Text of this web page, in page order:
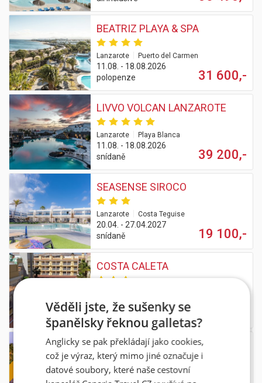
BEATRIZ PLAYA & SPA
Lanzarote Puerto del Carmen
11.08. - 18.08.2026
polopenze
31 600,-
LIVVO VOLCAN LANZAROTE
Lanzarote Playa Blanca
11.08. - 18.08.2026
snídaně
39 200,-
SEASENSE SIROCO
Lanzarote Costa Teguise
20.04. - 27.04.2027
snídaně
19 100,-
COSTA CALETA
13.08. - 20.08.2026
all inclusive
IFA ALTAMARENA
Fuerteventura | Morro Jable
Věděli jste, že sušenky se
španělsky řeknou galletas?
Anglicky se pak překládají jako cookies,
což je výraz, který mimo jiné označuje i
datové soubory, které naše cestovní